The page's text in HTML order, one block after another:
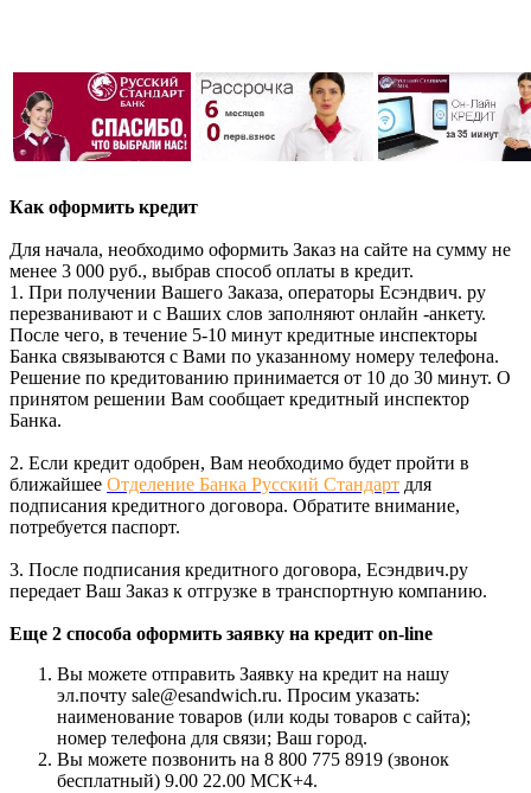
Как оформить кредит
Для начала, необходимо оформить Заказ на сайте на сумму не
менее 3 000 руб., выбрав способ оплаты в кредит.
1. При получении Вашего Заказа, операторы Есэндвич. ру
перезванивают и с Ваших слов заполняют онлайн -анкету.
После чего, в течение 5-10 минут кредитные инспекторы
Банка связываются с Вами по указанному номеру телефона.
Решение по кредитованию принимается от 10 до 30 минут. О
принятом решении Вам сообщает кредитный инспектор
Банка.
2. Если кредит одобрен, Вам необходимо будет пройти в
ближайшее Отделение Банка Русский Стандарт для
подписания кредитного договора. Обратите внимание,
потребуется паспорт.
3. После подписания кредитного договора, Есэндвич.ру
передает Ваш Заказ к отгрузке в транспортную компанию.
Еще 2 способа оформить заявку на кредит on-line
Вы можете отправить Заявку на кредит на нашу
эл.почту sale@esandwich.ru. Просим указать:
наименование товаров (или коды товаров с сайта);
номер телефона для связи; Ваш город.
Вы можете позвонить на 8 800 775 8919 (звонок
бесплатный) 9.00 22.00 МСК+4.